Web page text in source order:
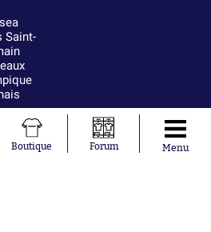
Saint-
Boutique Forum Menu